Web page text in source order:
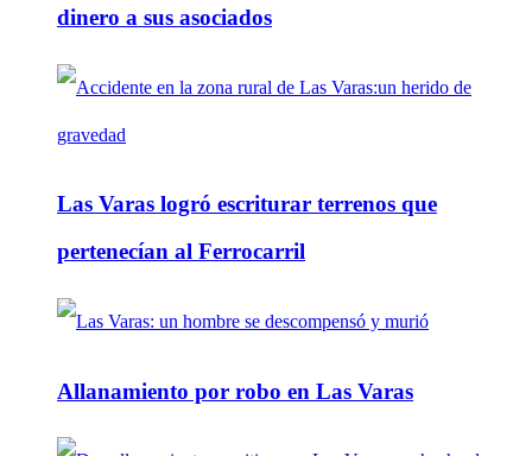
dinero a sus asociados
Las Varas logró escriturar terrenos que
pertenecían al Ferrocarril
Allanamiento por robo en Las Varas